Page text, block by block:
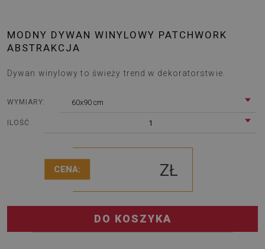
MODNY DYWAN WINYLOWY PATCHWORK
ABSTRAKCJA
Dywan winylowy to świeży trend w dekoratorstwie.
WYMIARY: 60x90 cm
ILOŚĆ 1
CENA: ZŁ
DO KOSZYKA